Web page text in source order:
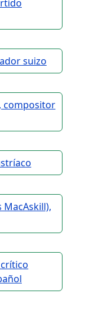
suizo
compositor
MacAskill),